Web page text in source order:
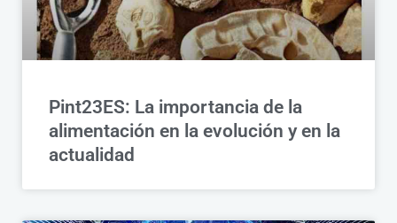
Pint23ES: La importancia de la
alimentación en la evolución y en la
actualidad